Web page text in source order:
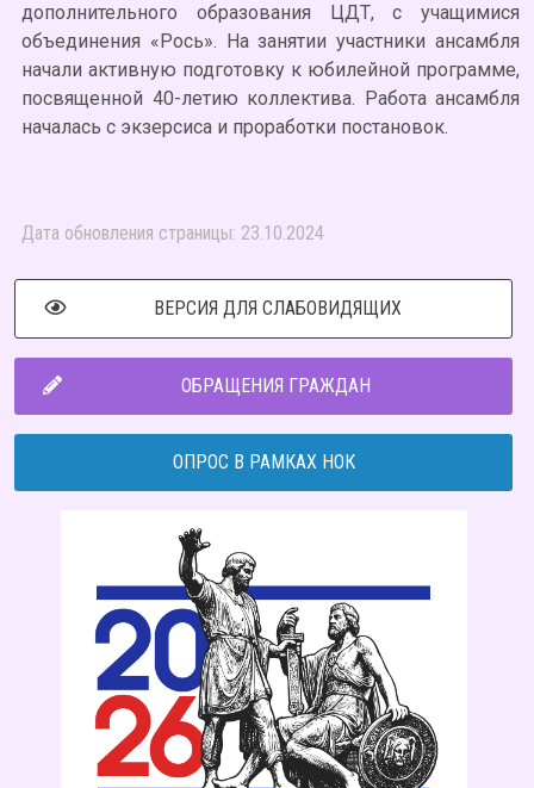
дополнительного образования ЦДТ, с учащимися
объединения «Рось». На занятии участники ансамбля
начали активную подготовку к юбилейной программе,
посвященной 40-летию коллектива. Работа ансамбля
началась с экзерсиса и проработки постановок.
Дата обновления страницы: 23.10.2024
ВЕРСИЯ ДЛЯ СЛАБОВИДЯЩИХ
ОБРАЩЕНИЯ ГРАЖДАН
ОПРОС В РАМКАХ НОК